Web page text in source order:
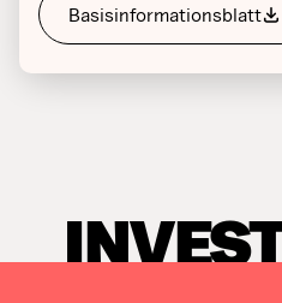
Basisinformationsblatt